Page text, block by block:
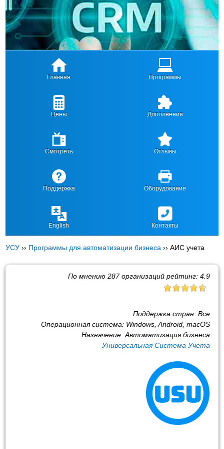
Главная Программы
Цены Дополнения
Смотреть Отзывы
Поддержка Оборудование
English Контакты
УСУ ›› Программы для автоматизации бизнеса ››АИС учета
По мнению 287организаций рейтинг: 4.9
Поддержка стран: Все
Операционная система: Windows, Android, macOS
Назначение: Автоматизация бизнеса
Универсальная Система Учета